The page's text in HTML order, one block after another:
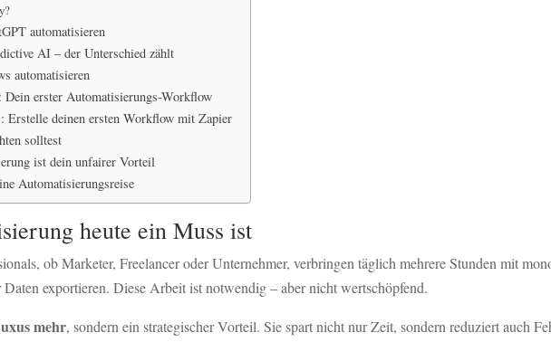
automatisieren
AI – der Unterschied zählt
automatisieren
erster Automatisierungs-Workflow
Erstelle deinen ersten Workflow mit Zapier
solltest
ist dein unfairer Vorteil
Automatisierungsreise
heute ein Muss ist
ob Marketer, Freelancer oder Unternehmer, verbringen täglich mehrere Stunden mit
Daten exportieren. Diese Arbeit ist notwendig – aber nicht wertschöpfend.
mehr, sondern ein strategischer Vorteil. Sie spart nicht nur Zeit, sondern reduziert auch